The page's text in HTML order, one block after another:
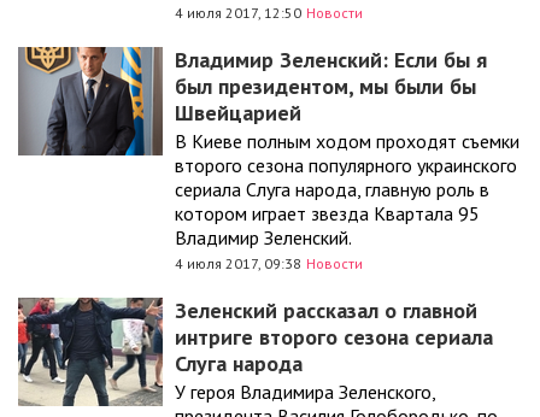
4 июля 2017, 12:50 Новости
Владимир Зеленский: Если бы я
был президентом, мы были бы
Швейцарией
В Киеве полным ходом проходят съемки
второго сезона популярного украинского
сериала Слуга народа, главную роль в
котором играет звезда Квартала 95
Владимир Зеленский.
4 июля 2017, 09:38 Новости
Зеленский рассказал о главной
интриге второго сезона сериала
Слуга народа
У героя Владимира Зеленского,